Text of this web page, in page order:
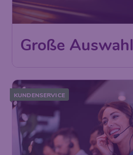
Große Auswahl
KUNDENSERVICE